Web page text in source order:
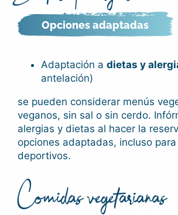
Opciones adaptadas
Adaptación a dietas y
antelación)
se pueden considerar menús
veganos, sin sal o sin cerdo.
alergias y dietas al hacer la
opciones adaptadas, incluso
deportivos.
Comidas vegetarianas